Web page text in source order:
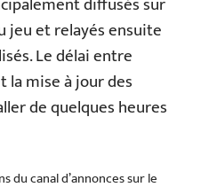
jeu et relayés ensuite
Le délai entre
la mise à jour des
de quelques heures
du canal d’annonces sur le